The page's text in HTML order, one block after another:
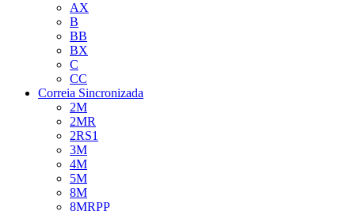
AX
B
BB
BX
C
CC
Correia Sincronizada
2M
2MR
2RS1
3M
4M
5M
8M
8MRPP